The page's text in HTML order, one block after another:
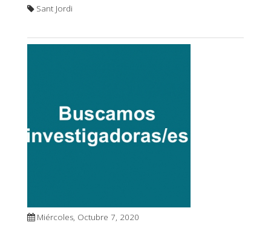
Sant Jordi
Miércoles, Octubre 7, 2020